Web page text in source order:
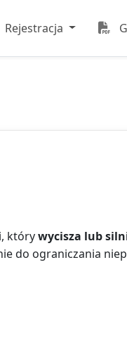
Rejestracja
którywycisza lub
do ograniczania